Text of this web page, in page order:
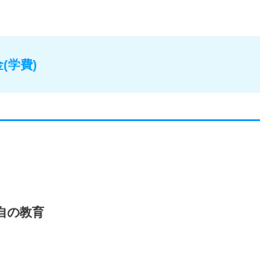
(学費)
の教育